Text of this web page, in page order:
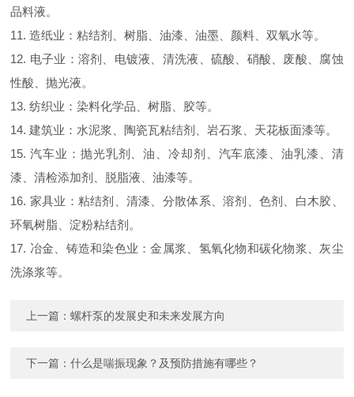
品料液。
11. 造纸业：粘结剂、树脂、油漆、油墨、颜料、双氧水等。
12. 电子业：溶剂、电镀液、清洗液、硫酸、硝酸、废酸、腐蚀
性酸、抛光液。
13. 纺织业：染料化学品、树脂、胶等。
14. 建筑业：水泥浆、陶瓷瓦粘结剂、岩石浆、天花板面漆等。
15. 汽车业：抛光乳剂、油、冷却剂、汽车底漆、油乳漆、清
漆、清检添加剂、脱脂液、油漆等。
16. 家具业：粘结剂、清漆、分散体系、溶剂、色剂、白木胶、
环氧树脂、淀粉粘结剂。
17. 冶金、铸造和染色业：金属浆、氢氧化物和碳化物浆、灰尘
洗涤浆等。
上一篇：螺杆泵的发展史和未来发展方向
下一篇：什么是喘振现象？及预防措施有哪些？